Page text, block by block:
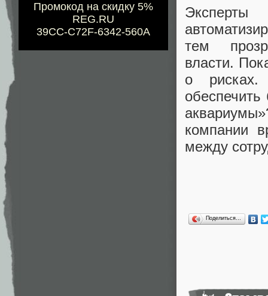
Промокод на скидку 5%
REG.RU
39CC-C72F-6342-560A
тем
власти.
о рисках.
компании
между
Поделиться…